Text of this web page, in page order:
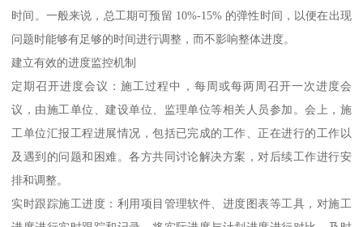
时间。一般来说，总工期可预留 10%-15% 的弹性时间，以便在出现
问题时能够有足够的时间进行调整，而不影响整体进度。
建立有效的进度监控机制
定期召开进度会议：施工过程中，每周或每两周召开一次进度会
议，由施工单位、建设单位、监理单位等相关人员参加。会上，施
工单位汇报工程进展情况，包括已完成的工作、正在进行的工作以
及遇到的问题和困难。各方共同讨论解决方案，对后续工作进行安
排和调整。
实时跟踪施工进度：利用项目管理软件、进度图表等工具，对施工